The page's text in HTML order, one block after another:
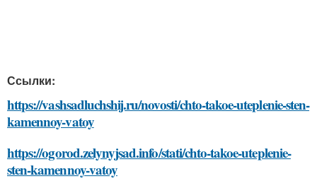
Ссылки:
https://vashsadluchshij.ru/novosti/chto-takoe-uteplenie-sten-
kamennoy-vatoy
https://ogorod.zelynyjsad.info/stati/chto-takoe-uteplenie-
sten-kamennoy-vatoy